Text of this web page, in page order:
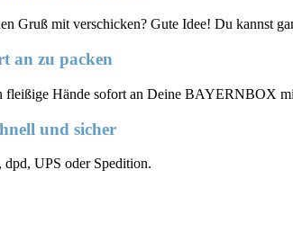
Gruß mit verschicken? Gute Idee! Du kannst
an zu packen
fleißige Hände sofort an Deine BAYERNBOX
und sicher
UPS oder Spedition.